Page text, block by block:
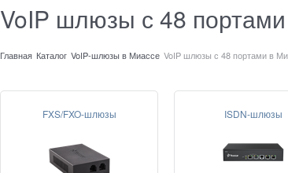
VoIP шлюзы с 48
Главная Каталог VoIP-шлюзы в Миассе VoIP шлюзы с 48 портами в
FXS/FXO-шлюзы ISDN-шлюзы